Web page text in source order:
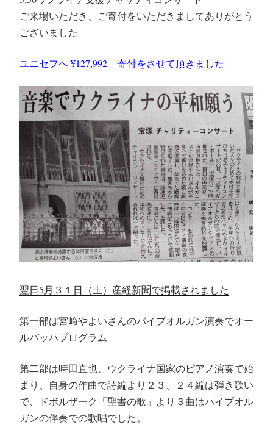
ご来場いただき、ご寄付をいただきましてありがとう
ございました
ユニセフへ ¥127,992 寄付をさせて頂きました
翌日5月３１日（土）産経新聞で掲載されました
第一部は宮﨑やよいさんのパイプオルガン演奏でオー
ルバッハプログラム
第二部は時田直也、ウクライナ国家のピアノ演奏で始
まり、自身の作曲で詩編より２３、２４編は弾き歌い
で、ドボルザーク「聖書の歌」より３曲はパイプオル
ガンの伴奏での歌唱でした。